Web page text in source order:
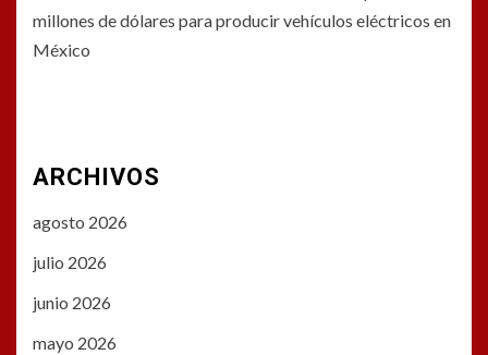
millones de dólares para producir vehículos eléctricos en
México
ARCHIVOS
agosto 2026
julio 2026
junio 2026
mayo 2026